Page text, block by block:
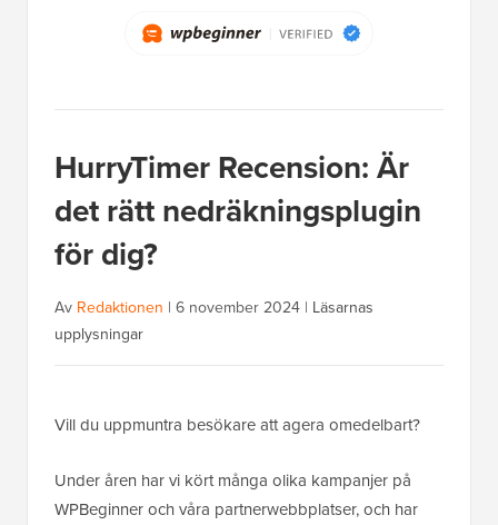
HurryTimer Recension: Är
det rätt nedräkningsplugin
för dig?
Av Redaktionen | 6 november 2024 | Läsarnas
upplysningar
Vill du uppmuntra besökare att agera omedelbart?
Under åren har vi kört många olika kampanjer på
WPBeginner och våra partnerwebbplatser, och har